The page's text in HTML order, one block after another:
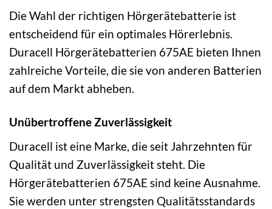
Die Wahl der richtigen Hörgerätebatterie ist
entscheidend für ein optimales Hörerlebnis.
Duracell Hörgerätebatterien 675AE bieten Ihnen
zahlreiche Vorteile, die sie von anderen Batterien
auf dem Markt abheben.
Unübertroffene Zuverlässigkeit
Duracell ist eine Marke, die seit Jahrzehnten für
Qualität und Zuverlässigkeit steht. Die
Hörgerätebatterien 675AE sind keine Ausnahme.
Sie werden unter strengsten Qualitätsstandards